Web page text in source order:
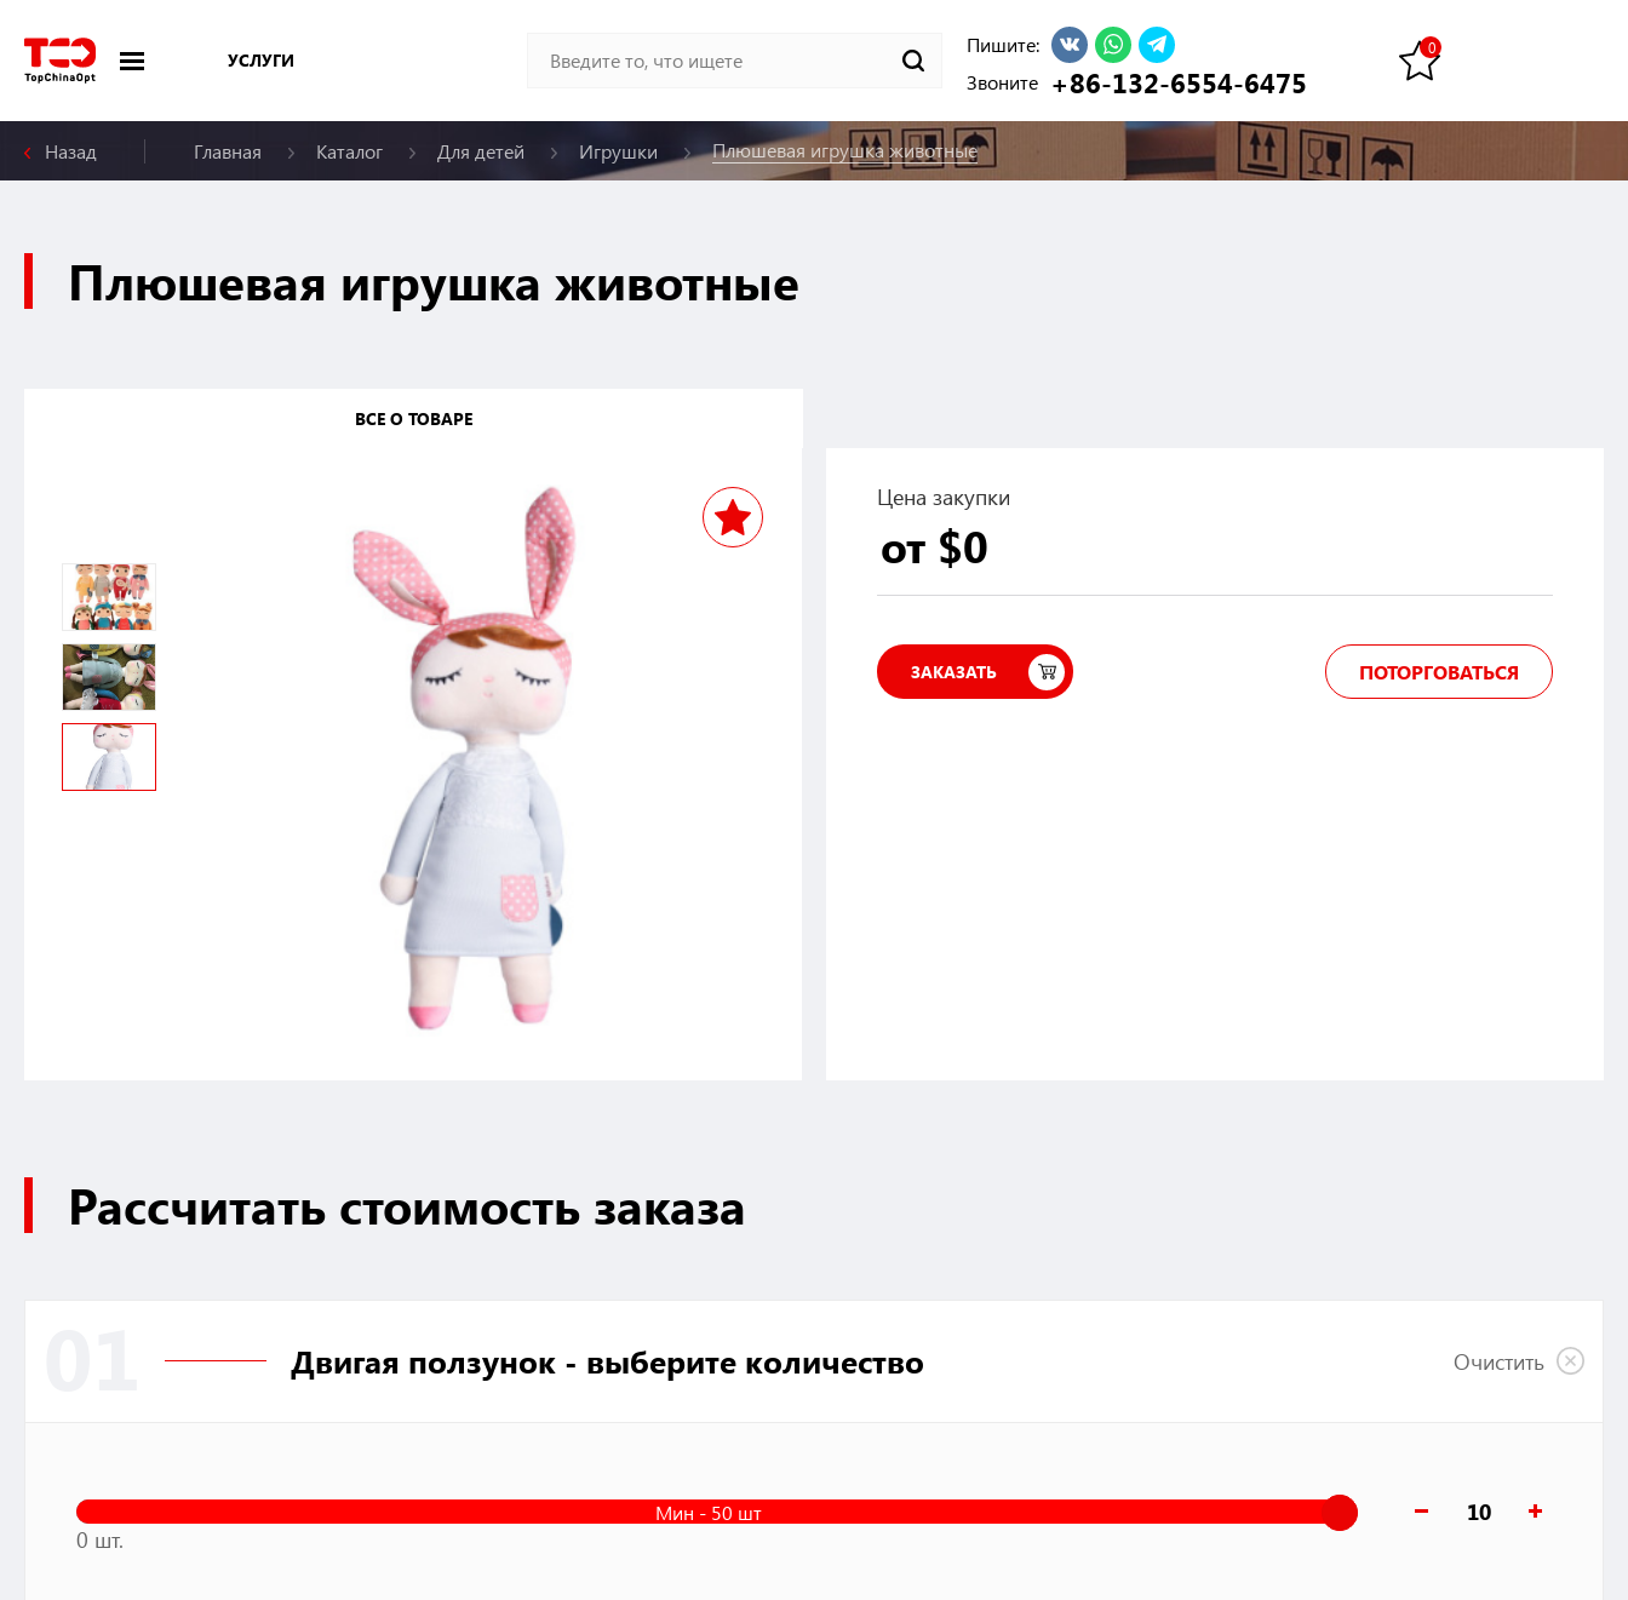
Меню
УСЛУГИ
Пишите:
Звоните +86-132-6554-6475
Назад Главная Каталог Для детей Игрушки Плюшевая игрушка животные
Плюшевая игрушка животные
ВСЕ О ТОВАРЕ
Цена закупки
от $0
ЗАКАЗАТЬ ПОТОРГОВАТЬСЯ
Рассчитать стоимость заказа
Двигая ползунок - выберите количество Очистить
Мин - 50 шт
0 шт.